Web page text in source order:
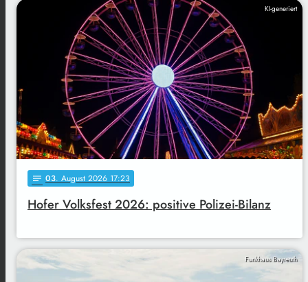
KI-generiert
notes 03. August 2026 17:23
Hofer Volksfest 2026: positive Polizei-Bilanz
Funkhaus Bayreuth